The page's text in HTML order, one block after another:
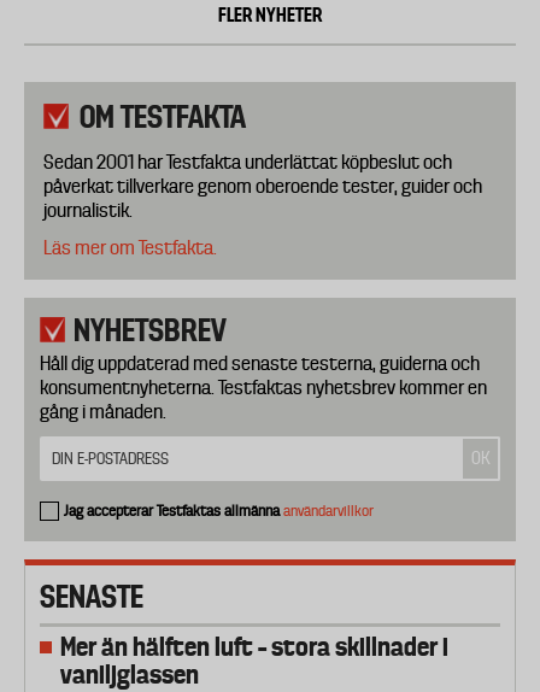
FLER NYHETER
OM TESTFAKTA
Sedan 2001 har Testfakta underlättat köpbeslut och
påverkat tillverkare genom oberoende tester, guider och
journalistik.
Läs mer om Testfakta.
NYHETSBREV
Håll dig uppdaterad med senaste testerna, guiderna och
konsumentnyheterna. Testfaktas nyhetsbrev kommer en
gång i månaden.
Jag accepterar Testfaktas allmännaanvändarvillkor
SENASTE
Mer än hälften luft – stora skillnader i
vaniljglassen